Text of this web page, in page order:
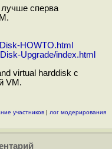
лучше сперва
HOWTO.html
Upgrade/index.html
virtual harddisk с
VM.
участников | лог модерирования